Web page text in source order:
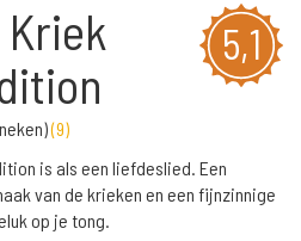
5,1
(9)
is als een liefdeslied. Een
van de krieken en een fijnzinnige
op je tong.